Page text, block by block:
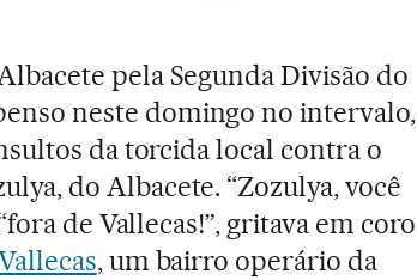
pela Segunda Divisão do
neste domingo no intervalo,
da torcida local contra o
do Albacete. “Zozulya, você
de Vallecas!”, gritava em coro
, um bairro operário da